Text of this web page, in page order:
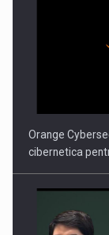
PUTTING
Orange
cibernetica